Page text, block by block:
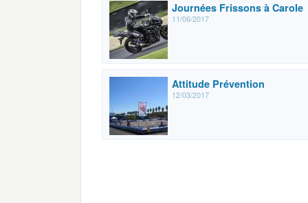
Journées Frissons à Carole
11/06/2017
Attitude Prévention
12/03/2017